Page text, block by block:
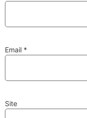
Email *
Site
Discos e